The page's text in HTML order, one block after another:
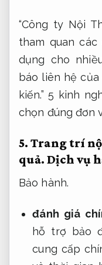
“Công ty Nội
tham quan
dụng cho
báo liên hệ
kiến.” 5 kinh
chọn đúng đơn
5. Trang trí
quả. Dịch vụ
Bảo hành.
đánh giá
hỗ trợ bảo
cung cấp